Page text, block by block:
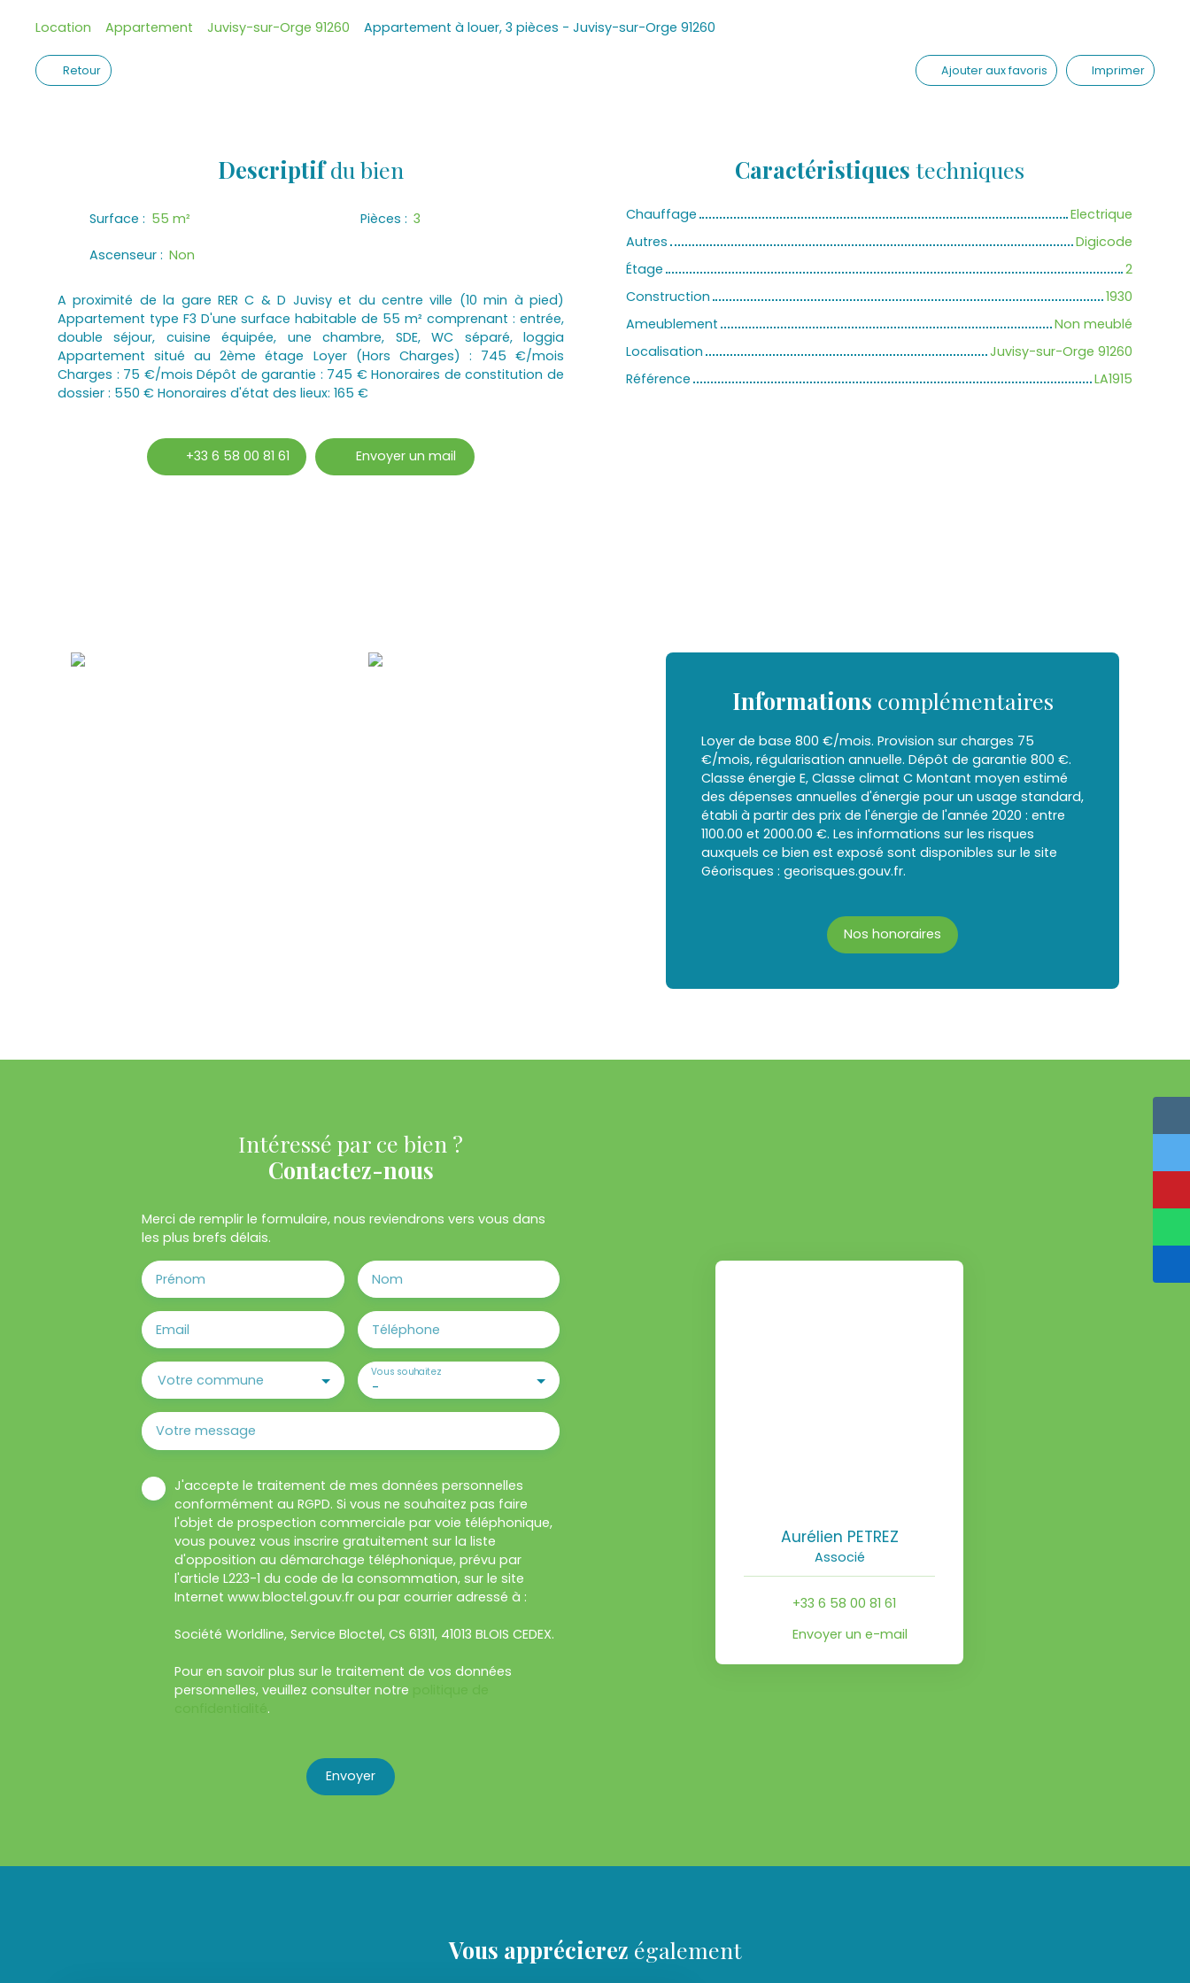
Location Appartement Juvisy-sur-Orge 91260 Appartement à louer, 3 pièces - Juvisy-sur-Orge 91260
Retour Ajouter aux favoris Imprimer
Descriptifdu bien
Surface : 55 m² Pièces : 3
Ascenseur : Non
A proximité de la gare RER C & D Juvisy et du centre ville (10 min à pied)
Appartement type F3 D'une surface habitable de 55 m² comprenant : entrée,
double séjour, cuisine équipée, une chambre, SDE, WC séparé, loggia
Appartement situé au 2ème étage Loyer (Hors Charges) : 745 €/mois
Charges : 75 €/mois Dépôt de garantie : 745 € Honoraires de constitution de
dossier : 550 € Honoraires d'état des lieux: 165 €
+33 6 58 00 81 61 Envoyer un mail
Caractéristiques techniques
Chauffage
Electrique
Autres
Digicode
Étage
2
Construction
1930
Ameublement
Non meublé
Localisation
Juvisy-sur-Orge 91260
Référence
LA1915
Informations complémentaires
Loyer de base 800 €/mois. Provision sur charges 75
€/mois, régularisation annuelle. Dépôt de garantie 800 €.
Classe énergie E, Classe climat C Montant moyen estimé
des dépenses annuelles d'énergie pour un usage standard,
établi à partir des prix de l'énergie de l'année 2020 : entre
1100.00 et 2000.00 €. Les informations sur les risques
auxquels ce bien est exposé sont disponibles sur le site
Géorisques : georisques.gouv.fr.
Nos honoraires
Intéressé par ce bien ?
Contactez-nous
Merci de remplir le formulaire, nous reviendrons vers vous dans
les plus brefs délais.
Prénom Nom
Email Téléphone
Votre commune -
Vous souhaitez
Votre message
J'accepte le traitement de mes données personnelles
conformément au RGPD. Si vous ne souhaitez pas faire
l'objet de prospection commerciale par voie téléphonique,
vous pouvez vous inscrire gratuitement sur la liste
d'opposition au démarchage téléphonique, prévu par
l'article L223-1 du code de la consommation, sur le site
Internet www.bloctel.gouv.fr ou par courrier adressé à :
Société Worldline, Service Bloctel, CS 61311, 41013 BLOIS CEDEX.
Pour en savoir plus sur le traitement de vos données
personnelles, veuillez consulter notre
.
Envoyer
Aurélien PETREZ
Associé
+33 6 58 00 81 61
Envoyer un e-mail
Vous apprécierez également